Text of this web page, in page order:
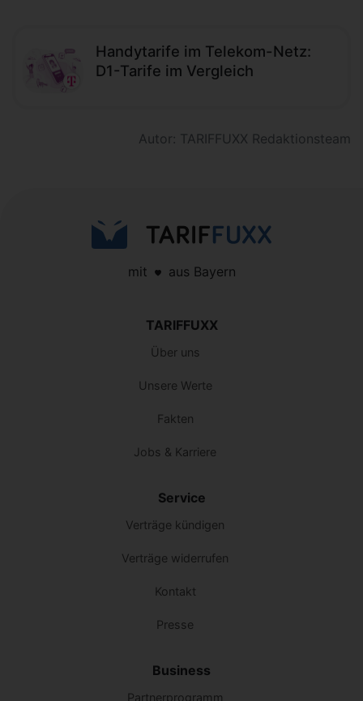
Handytarife im Telekom-Netz:
D1-Tarife im Vergleich
Autor: TARIFFUXX Redaktionsteam
mit aus Bayern
TARIFFUXX
Über uns
Unsere Werte
Fakten
Jobs & Karriere
Service
Verträge kündigen
Verträge widerrufen
Kontakt
Presse
Business
Partnerprogramm